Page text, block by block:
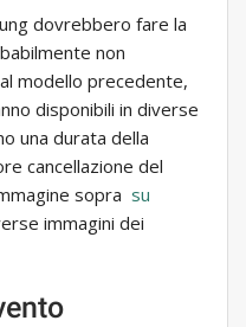
dovrebbero fare la
non
modello precedente,
disponibili in diverse
una durata della
cancellazione del
sopra su
immagini dei